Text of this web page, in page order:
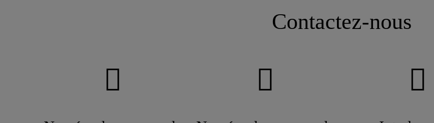
Contactez-nous